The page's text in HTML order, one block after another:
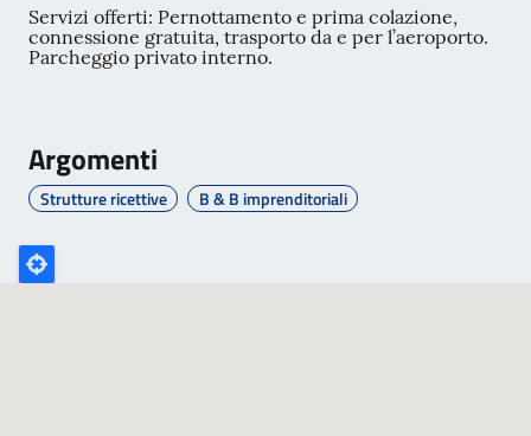
Servizi offerti: Pernottamento e prima colazione,
connessione gratuita, trasporto da e per l’aeroporto.
Parcheggio privato interno.
Argomenti
Strutture ricettive B & B imprenditoriali
Poligono
GEO